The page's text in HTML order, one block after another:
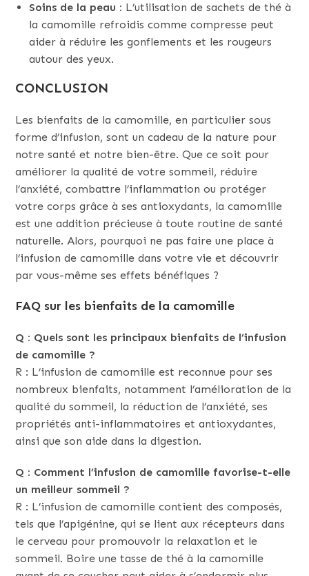
Soins de la peau : L’utilisation de sachets de thé à
la camomille refroidis comme compresse peut
aider à réduire les gonflements et les rougeurs
autour des yeux.
CONCLUSION
Les bienfaits de la camomille, en particulier sous
forme d’infusion, sont un cadeau de la nature pour
notre santé et notre bien-être. Que ce soit pour
améliorer la qualité de votre sommeil, réduire
l’anxiété, combattre l’inflammation ou protéger
votre corps grâce à ses antioxydants, la camomille
est une addition précieuse à toute routine de santé
naturelle. Alors, pourquoi ne pas faire une place à
l’infusion de camomille dans votre vie et découvrir
par vous-même ses effets bénéfiques ?
FAQ sur les bienfaits de la camomille
Q : Quels sont les principaux bienfaits de l’infusion
de camomille ?
R : L’infusion de camomille est reconnue pour ses
nombreux bienfaits, notamment l’amélioration de la
qualité du sommeil, la réduction de l’anxiété, ses
propriétés anti-inflammatoires et antioxydantes,
ainsi que son aide dans la digestion.
Q : Comment l’infusion de camomille favorise-t-elle
un meilleur sommeil ?
R : L’infusion de camomille contient des composés,
tels que l’apigénine, qui se lient aux récepteurs dans
le cerveau pour promouvoir la relaxation et le
sommeil. Boire une tasse de thé à la camomille